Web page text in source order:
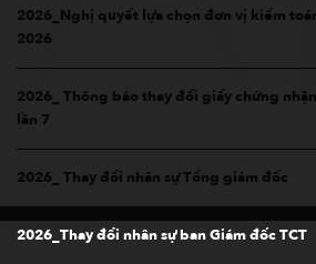
2026_Nghị quyết lựa chọn đơn vị kiểm
2026
2026_ Thông báo thay đổi giấy chứng
lần 7
2026_ Thay đổi nhân sự Tổng giám đốc
2026_Thay đổi nhân sự ban Giám đốc TCT